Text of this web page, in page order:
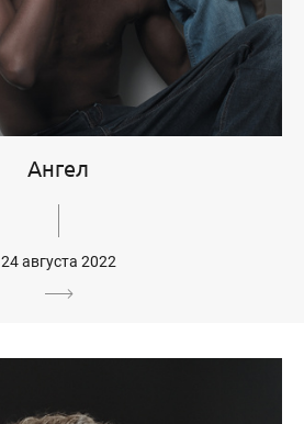
Ангел
24 августа 2022